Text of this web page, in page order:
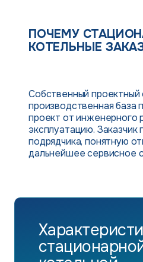
ПОЧЕМУ
КОТЕЛЬНЫЕ
Собственный проектный
производственная база
проект от инженерного
эксплуатацию. Заказчик
подрядчика, понятную
дальнейшее сервисное